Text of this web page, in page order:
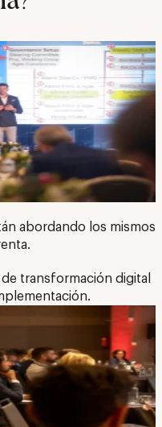
abordando los mismos
transformación digital